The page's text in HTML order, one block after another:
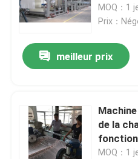
de tissu
MOQ：1
Prix：
meilleur prix
de la
MOQ：1